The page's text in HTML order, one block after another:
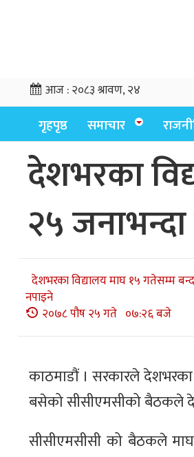
आज :२०८३ श्रावण, २४
गृहपृष्ठ समाचार
देशभरका
२५
देशभरका विद्यालय माघ १५ गतेसम्म
नपाइने
२०७८ पौष २५ गते ०७:२६ बजे
काठमाडौं । सरकारले
बसेको सीसीएमसीको बैठकले
सीसीएमसीसी को बैठकले